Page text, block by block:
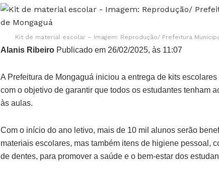
Kit de material escolar – Imagem: Reprodução/ Prefeitura
Alanis Ribeiro Publicado em 26/02/2025, às 11:07
A Prefeitura de Mongaguá iniciou a entrega de kits
com o objetivo de garantir que todos os estudantes tenham
às aulas.
Com o início do ano letivo, mais de 10 mil alunos serão
materiais escolares, mas também itens de higiene pessoal,
de dentes, para promover a saúde e o bem-estar dos